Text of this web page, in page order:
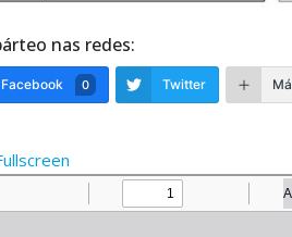
nas redes:
Facebook 0 Twitter